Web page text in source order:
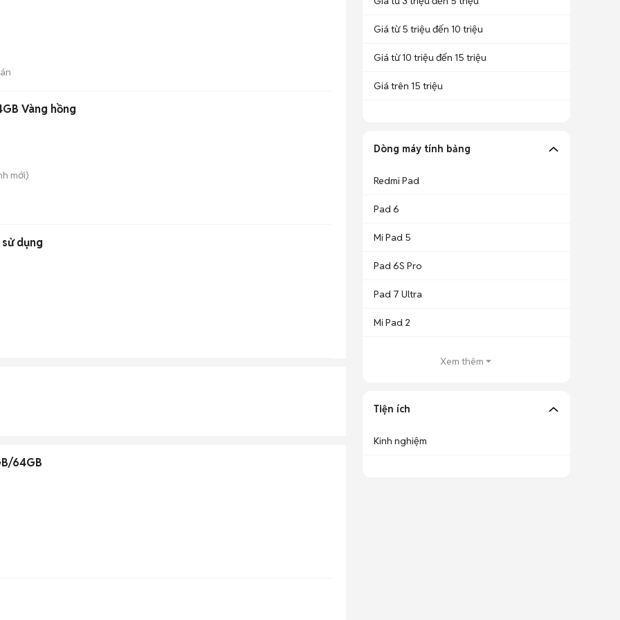
Vàng hồng
mới)
dụng
64GB
Giá từ 5 triệu đến 10 triệu
Giá từ 10 triệu đến 15 triệu
Giá trên 15 triệu
Dòng máy tính bảng
Redmi Pad
Pad 6
Mi Pad 5
Pad 6S Pro
Pad 7 Ultra
Mi Pad 2
Xem thêm
Tiện ích
Kinh nghiệm